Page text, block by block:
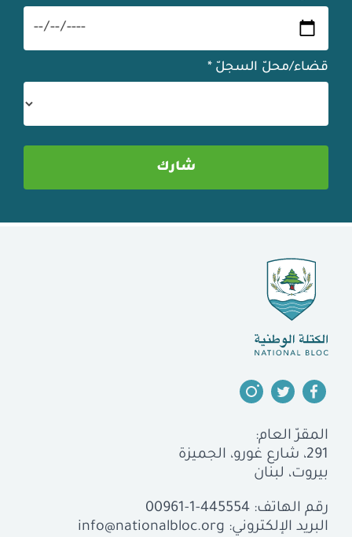
قضاء/محلّ السجلّ *
المقرّ العام:
291، شارع غورو، الجميزة
بيروت، لبنان
رقم الهاتف: 00961-1-445554
البريد الإلكتروني: info@nationalbloc.org